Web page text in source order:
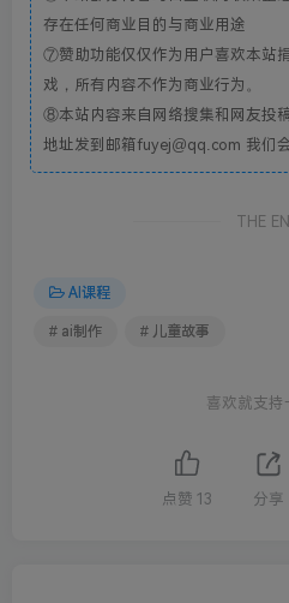
存在任何商业目的与商业用途
⑦赞助功能仅仅作为用户喜欢本站
戏，所有内容不作为商业行为。
⑧本站内容来自网络搜集和网友投
地址发到邮箱fuyej@qq.com 我们
THE
AI课程
# ai制作 # 儿童故事
喜欢就支持
点赞 13 分享